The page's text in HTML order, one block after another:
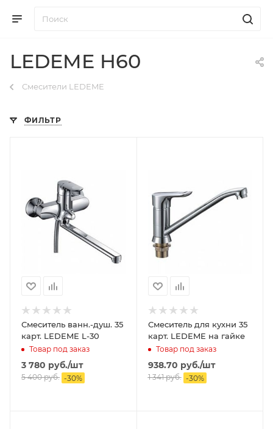
LEDEME H60
Смесители LEDEME
ФИЛЬТР
Смеситель ванн.-душ. 35
карт. LEDEME L-30
Товар под заказ
3 780 руб./шт
5 400руб. -30%
Смеситель для кухни 35
карт. LEDEME на гайке
Товар под заказ
938.70 руб./шт
1 341руб. -30%